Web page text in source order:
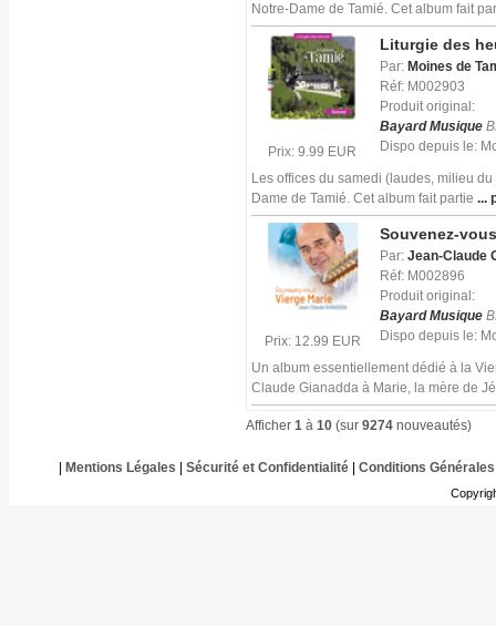
Notre-Dame de Tamié. Cet album fait
Prix: 9.99 EUR
Liturgie des
Par: Moines de
Réf: M002903
Produit original:
Bayard Musique
Dispo depuis le:
Les offices du samedi (laudes, milieu
Dame de Tamié. Cet album fait partie ...
Prix: 12.99 EUR
Souvenez-
Par: Jean-Claude
Réf: M002896
Produit original:
Bayard Musique
Dispo depuis le:
Un album essentiellement dédié à la
Claude Gianadda à Marie, la mère de
Afficher 1 à 10 (sur 9274 nouveautés)
Mentions Légales Sécurité et Confidentialité| Conditions Générales